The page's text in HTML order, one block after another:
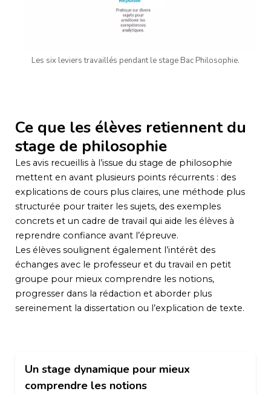
Les six leviers travaillés pendant le stage Bac Philosophie.
Ce que les élèves retiennent du
stage de philosophie
Les avis recueillis à l’issue du stage de philosophie
mettent en avant plusieurs points récurrents : des
explications de cours plus claires, une méthode plus
structurée pour traiter les sujets, des exemples
concrets et un cadre de travail qui aide les élèves à
reprendre confiance avant l’épreuve.
Les élèves soulignent également l’intérêt des
échanges avec le professeur et du travail en petit
groupe pour mieux comprendre les notions,
progresser dans la rédaction et aborder plus
sereinement la dissertation ou l’explication de texte.
Un stage dynamique pour mieux
comprendre les notions